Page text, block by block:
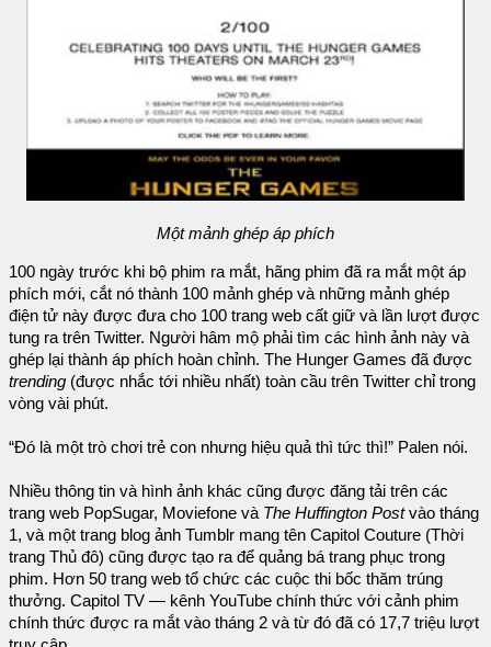
Một mảnh ghép áp phích
100 ngày trước khi bộ phim ra mắt, hãng phim đã ra mắt một áp
phích mới, cắt nó thành 100 mảnh ghép và những mảnh ghép
điện tử này được đưa cho 100 trang web cất giữ và lần lượt được
tung ra trên Twitter. Người hâm mộ phải tìm các hình ảnh này và
ghép lại thành áp phích hoàn chỉnh. The Hunger Games đã được
trending (được nhắc tới nhiều nhất) toàn cầu trên Twitter chỉ trong
vòng vài phút.
“Đó là một trò chơi trẻ con nhưng hiệu quả thì tức thì!” Palen nói.
Nhiều thông tin và hình ảnh khác cũng được đăng tải trên các
trang web PopSugar, Moviefone và The Huffington Postvào tháng
1, và một trang blog ảnh Tumblr mang tên Capitol Couture (Thời
trang Thủ đô) cũng được tạo ra để quảng bá trang phục trong
phim. Hơn 50 trang web tổ chức các cuộc thi bốc thăm trúng
thưởng. Capitol TV — kênh YouTube chính thức với cảnh phim
chính thức được ra mắt vào tháng 2 và từ đó đã có 17,7 triệu lượt